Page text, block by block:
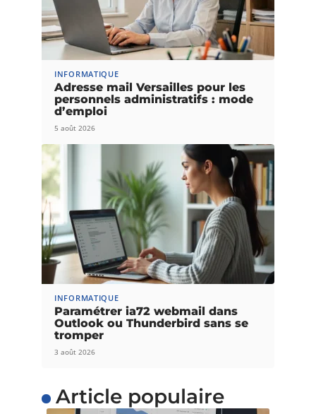
INFORMATIQUE
Adresse mail Versailles pour les
personnels administratifs : mode
d’emploi
5 août 2026
INFORMATIQUE
Paramétrer ia72 webmail dans
Outlook ou Thunderbird sans se
tromper
3 août 2026
Article populaire